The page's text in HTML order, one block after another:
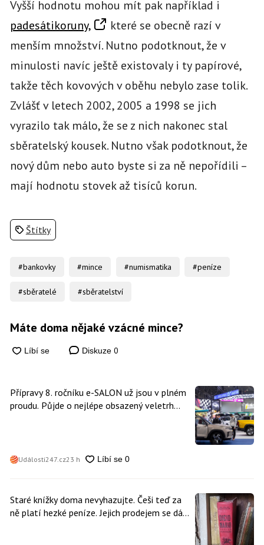
Vyšší hodnotu mohou mít pak například i
padesátikoruny,
které se obecně razí v
menším množství. Nutno podotknout, že v
minulosti navíc ještě existovaly i ty papírové,
takže těch kovových v oběhu nebylo zase tolik.
Zvlášť v letech 2002, 2005 a 1998 se jich
vyrazilo tak málo, že se z nich nakonec stal
sběratelský kousek. Nutno však podotknout, že
nový dům nebo auto byste si za ně nepořídili –
mají hodnotu stovek až tisíců korun.
Štítky
#bankovky #mince #numismatika #peníze
#sběratelé #sběratelství
Máte doma nějaké vzácné mince?
Diskuze 0
Přípravy 8. ročníku e-SALON už jsou v plném
proudu. Půjde o nejlépe obsazený veletrh
Události247.cz23 h
Staré knížky doma nevyhazujte. Češi teď za
ně platí hezké peníze. Jejich prodejem se dá